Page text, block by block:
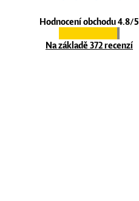
Hodnocení obchodu 4.8/5
Na základě 372 recenzí